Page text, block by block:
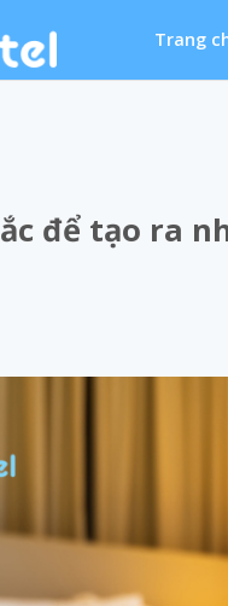
Trang
để tạo ra